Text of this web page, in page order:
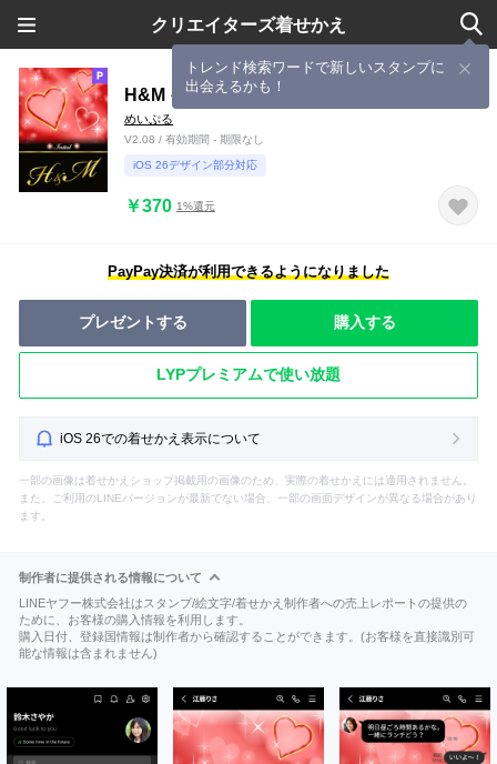
クリエイターズ着せかえ
トレンド検索ワードで新しいスタンプに
出会えるかも！
H&M イニシャル 恋愛運UP!赤×ハート
めいぷる
V2.08 / 有効期間 - 期限なし
iOS 26デザイン部分対応
￥370 1%還元
PayPay決済が利用できるようになりました
プレゼントする 購入する
LYPプレミアムで使い放題
iOS 26での着せかえ表示について
一部の画像は着せかえショップ掲載用の画像のため、実際の着せかえには適用されません。
また、ご利用のLINEバージョンが最新でない場合、一部の画面デザインが異なる場合があり
ます。
制作者に提供される情報について
LINEヤフー株式会社はスタンプ/絵文字/着せかえ制作者への売上レポートの提供の
ために、お客様の購入情報を利用します。
購入日付、登録国情報は制作者から確認することができます。(お客様を直接識別可
能な情報は含まれません)